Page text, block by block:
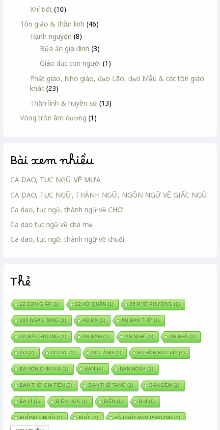
Khí tiết (10)
Tôn giáo & thần linh (46)
Hạnh nguyện (8)
Bữa ăn gia đình (3)
Giáo dục con người (1)
Phật giáo, Nho giáo, đạo Lão, đạo Mẫu & các tôn giáo
khác (23)
Thần linh & huyền sử (13)
Vòng tròn âm dương (1)
Bài xem nhiều
CA DAO, TỤC NGỮ VỀ MƯA
CA DAO, TỤC NGỮ, THÀNH NGỮ, NGÔN NGỮ VỀ GIẤC NGỦ
Ca dao, tục ngữ, thành ngữ về CHỢ
Ca dao tục ngữ về cha mẹ
Ca dao, tục ngữ, thành ngữ về chuối
Thẻ
12 CON GIÁP (1) 12 XỨ QUÂN (1) 36 PHỐ PHƯỜNG (1)
100 NGÀY TANG (1) ADIĐÀ (1) AN BAN THỜ(1)
AN BÁT HƯƠNG (1) AN NAM(1) AN NGHỈ (1) AN NHÀ (1)
AO (2) AO DẠI (1) AO LÀNG (1) BA HỒN BẢY VÍA(1)
BA HỒN CHÍN VÍA(1) BAN (4) BAN NGÀY (1)
BAN THỜ GIA TIÊN (3) BAN THỜ TANG (1) BAN ĐÊM(1)
BA VÌ (1) BIÊN HOÀ (1) BIỂN (1) BUI (1)
BUỒNG CHUỐI (1) BUỔI (1) BÀ CHÚA NĂM PHƯƠNG (1)